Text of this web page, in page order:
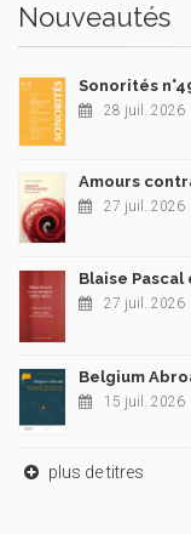
Nouveautés
Sonorités
28 juil. 2026
Amours
27 juil. 2026
Blaise Pascal
27 juil. 2026
Belgium
15 juil. 2026
plus de titres